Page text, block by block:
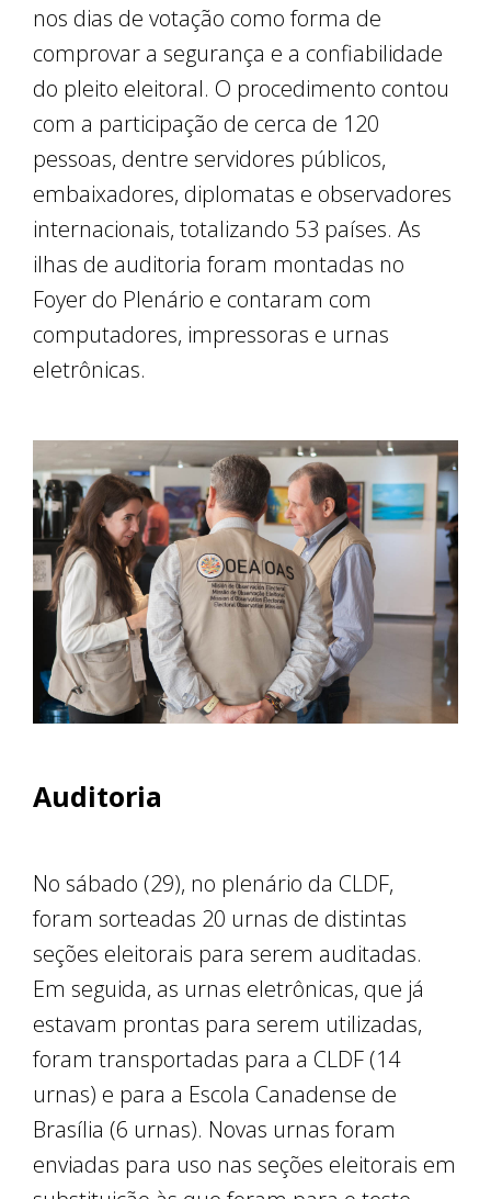
nos dias de votação como forma de
comprovar a segurança e a confiabilidade
do pleito eleitoral. O procedimento contou
com a participação de cerca de 120
pessoas, dentre servidores públicos,
embaixadores, diplomatas e observadores
internacionais, totalizando 53 países. As
ilhas de auditoria foram montadas no
Foyer do Plenário e contaram com
computadores, impressoras e urnas
eletrônicas.
Auditoria
No sábado (29), no plenário da CLDF,
foram sorteadas 20 urnas de distintas
seções eleitorais para serem auditadas.
Em seguida, as urnas eletrônicas, que já
estavam prontas para serem utilizadas,
foram transportadas para a CLDF (14
urnas) e para a Escola Canadense de
Brasília (6 urnas). Novas urnas foram
enviadas para uso nas seções eleitorais em